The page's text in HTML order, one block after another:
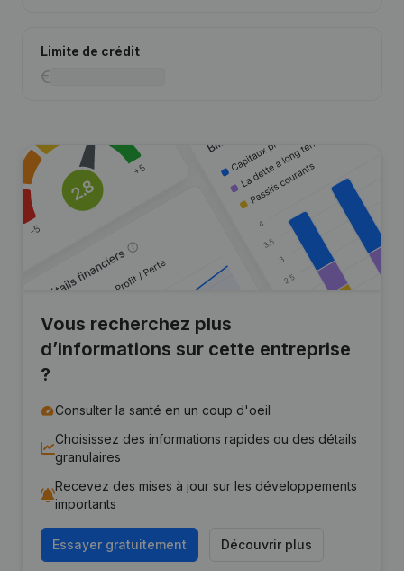
Limite de crédit
Vous recherchez plus
d’informations sur cette entreprise
?
Consulter la santé en un coup d'oeil
Choisissez des informations rapides ou des détails
granulaires
Recevez des mises à jour sur les développements
importants
Essayer gratuitement Découvrir plus